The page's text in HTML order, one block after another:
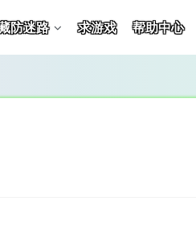
防迷路 求游戏 帮助中心